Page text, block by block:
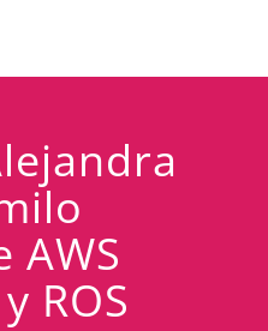
AWS
ROS